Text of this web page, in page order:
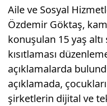
Aile ve Sosyal
Özdemir Göktaş,
konuşulan 15 yaş
kısıtlaması
açıklamalarda
açıklamada,
şirketlerin dijital ve